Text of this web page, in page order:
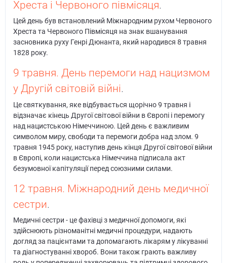
Хреста і Червоного півмісяця.
Цей день був встановлений Міжнародним рухом Червоного
Хреста та Червоного Півмісяця на знак вшанування
засновника руху Генрі Дюнанта, який народився 8 травня
1828 року.
9 травня. День перемоги над нацизмом
у Другій світовій війні.
Це святкування, яке відбувається щорічно 9 травня і
відзначає кінець Другої світової війни в Європі і перемогу
над нацистською Німеччиною. Цей день є важливим
символом миру, свободи та перемоги добра над злом. 9
травня 1945 року, наступив день кінця Другої світової війни
в Європі, коли нацистська Німеччина підписала акт
безумовної капітуляції перед союзними силами.
12 травня. Міжнародний день медичної
сестри.
Медичні сестри - це фахівці з медичної допомоги, які
здійснюють різноманітні медичні процедури, надають
догляд за пацієнтами та допомагають лікарям у лікуванні
та діагностуванні хвороб. Вони також грають важливу